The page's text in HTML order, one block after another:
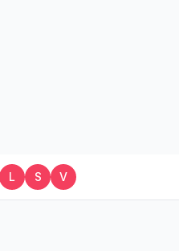
L S V